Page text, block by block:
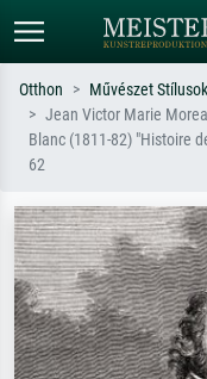
Alap keresés
Keressen művész, műcím
impresszionizmus, Hokusai-
akt.
Otthon Művészet Stílusok
Jean Victor Marie
Blanc (1811-82) "Histoire
62